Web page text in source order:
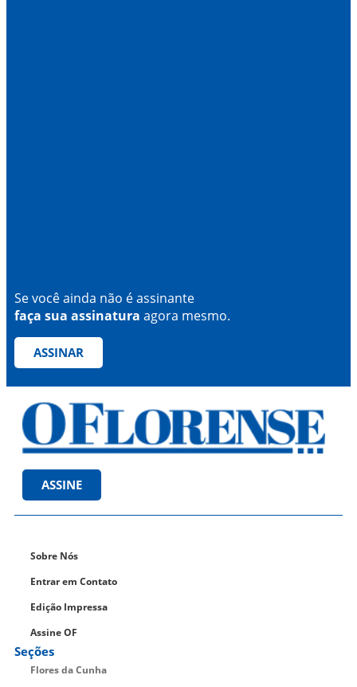
Se você ainda não é assinante
faça sua assinatura agora mesmo.
ASSINAR
ASSINE
Sobre Nós
Entrar em Contato
Edição Impressa
Assine OF
Seções
Flores da Cunha